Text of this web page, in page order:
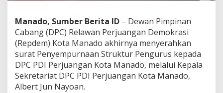
n
U
s
u
l
a
n
Manado, Sumber Berita ID – Dewan Pimpinan
Cabang (DPC) Relawan Perjuangan Demokrasi
(Repdem) Kota Manado akhirnya menyerahkan
surat Penyempurnaan Struktur Pengurus kepada
DPC PDI Perjuangan Kota Manado, melalui Kepala
Sekretariat DPC PDI Perjuangan Kota Manado,
Albert Jun Nayoan.